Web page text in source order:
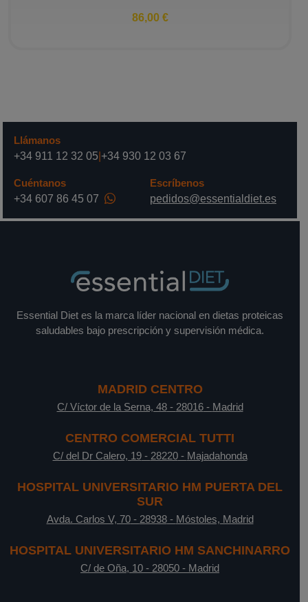
86,00 €
Llámanos
+34 911 12 32 05 +34 930 12 03 67
Cuéntanos
+34 607 86 45 07
Escríbenos
pedidos@essentialdiet.es
Essential Diet es la marca líder nacional en dietas proteicas
saludables bajo prescripción y supervisión médica.
MADRID CENTRO
C/ Víctor de la Serna, 48- 28016- Madrid
CENTRO COMERCIAL TUTTI
C/ del Dr Calero, 19- 28220- Majadahonda
HOSPITAL UNIVERSITARIO HM PUERTA DEL
SUR
Avda. Carlos V, 70- 28938- Móstoles, Madrid
HOSPITAL UNIVERSITARIO HM SANCHINARRO
C/ de Oña, 10 - 28050 - Madrid